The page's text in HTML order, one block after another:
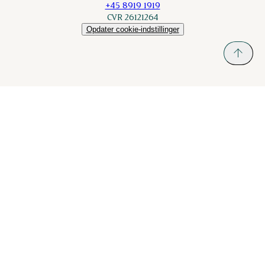
+45 8919 1919
CVR 26121264
Opdater cookie-indstillinger